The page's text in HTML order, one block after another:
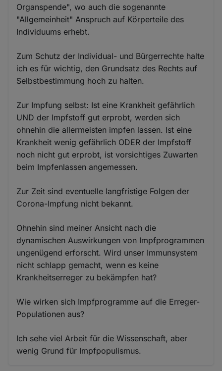
Organspende", wo auch die sogenannte
"Allgemeinheit" Anspruch auf Körperteile des
Individuums erhebt.
Zum Schutz der Individual- und Bürgerrechte halte
ich es für wichtig, den Grundsatz des Rechts auf
Selbstbestimmung hoch zu halten.
Zur Impfung selbst: Ist eine Krankheit gefährlich
UND der Impfstoff gut erprobt, werden sich
ohnehin die allermeisten impfen lassen. Ist eine
Krankheit wenig gefährlich ODER der Impfstoff
noch nicht gut erprobt, ist vorsichtiges Zuwarten
beim Impfenlassen angemessen.
Zur Zeit sind eventuelle langfristige Folgen der
Corona-Impfung nicht bekannt.
Ohnehin sind meiner Ansicht nach die
dynamischen Auswirkungen von Impfprogrammen
ungenügend erforscht. Wird unser Immunsystem
nicht schlapp gemacht, wenn es keine
Krankheitserreger zu bekämpfen hat?
Wie wirken sich Impfprogramme auf die Erreger-
Populationen aus?
Ich sehe viel Arbeit für die Wissenschaft, aber
wenig Grund für Impfpopulismus.